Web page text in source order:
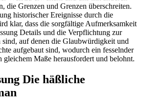
die Grenzen und Grenzen überschreiten.
historischer Ereignisse durch die
klar, dass die sorgfältige Aufmerksamkeit
Details und die Verpflichtung zur
auf denen die Glaubwürdigkeit und
aufgebaut sind, wodurch ein fesselnder
gleichem Maße herausfordert und belohnt.
Die häßliche